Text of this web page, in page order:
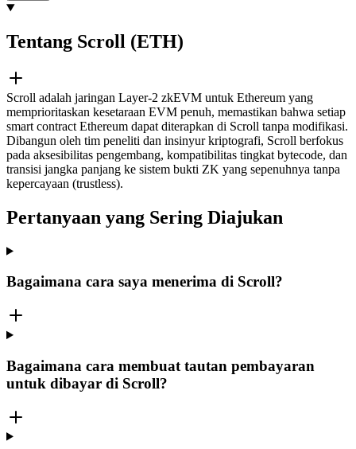
Tentang Scroll (ETH)
Scroll adalah jaringan Layer-2 zkEVM untuk Ethereum yang
memprioritaskan kesetaraan EVM penuh, memastikan bahwa setiap
smart contract Ethereum dapat diterapkan di Scroll tanpa modifikasi.
Dibangun oleh tim peneliti dan insinyur kriptografi, Scroll berfokus
pada aksesibilitas pengembang, kompatibilitas tingkat bytecode, dan
transisi jangka panjang ke sistem bukti ZK yang sepenuhnya tanpa
kepercayaan (trustless).
Pertanyaan yang Sering Diajukan
Bagaimana cara saya menerima di Scroll?
Bagaimana cara membuat tautan pembayaran
untuk dibayar di Scroll?